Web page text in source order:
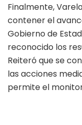
Finalmente,
contener el
Gobierno de
reconocido los
Reiteró que se
las acciones
permite el